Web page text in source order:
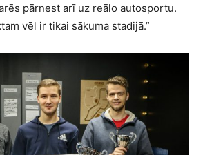
pārnest arī uz reālo autosportu.
vēl ir tikai sākuma stadijā.”